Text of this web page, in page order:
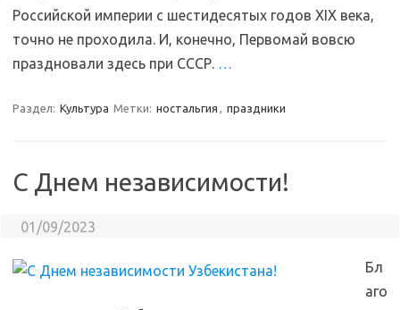
Российской империи с шестидесятых годов XIX века,
точно не проходила. И, конечно, Первомай вовсю
праздновали здесь при СССР. …
Раздел: Культура Метки: ностальгия , праздники
С Днем независимости!
01/09/2023
Бл
аго